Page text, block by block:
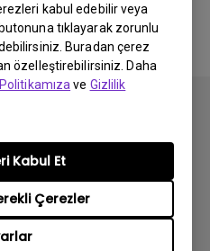
kabul edebilir veya
tıklayarak zorunlu
Buradan çerez
özelleştirebilirsiniz. Daha
ve Gizlilik
Çerezler
Kabul Et